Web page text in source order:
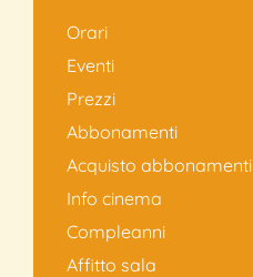
Orari
Eventi
Prezzi
Abbonamenti
Acquisto abbonamenti
Info cinema
Compleanni
Affitto sala